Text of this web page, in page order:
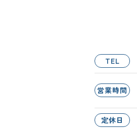
TEL
営業時間
定休日